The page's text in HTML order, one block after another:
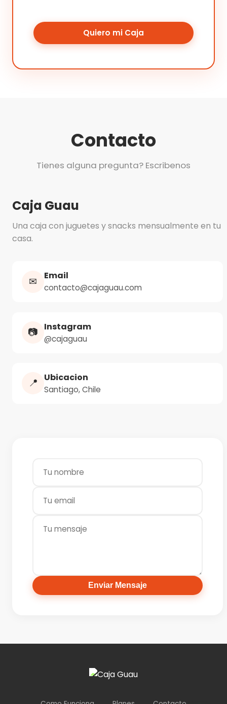
Quiero mi Caja
Contacto
Tienes alguna pregunta? Escribenos
Caja Guau
Una caja con juguetes y snacks mensualmente en tu
casa.
✉ Email
contacto@cajaguau.com
📷 Instagram
@cajaguau
📍 Ubicacion
Santiago, Chile
Enviar Mensaje